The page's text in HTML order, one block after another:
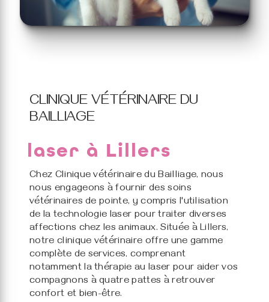
CLINIQUE VÉTÉRINAIRE DU
BAILLIAGE
laser à Lillers
Chez Clinique vétérinaire du Bailliage, nous
nous engageons à fournir des soins
vétérinaires de pointe, y compris l'utilisation
de la technologie laser pour traiter diverses
affections chez les animaux. Située à Lillers,
notre clinique vétérinaire offre une gamme
complète de services, comprenant
notamment la thérapie au laser pour aider vos
compagnons à quatre pattes à retrouver
confort et bien-être.